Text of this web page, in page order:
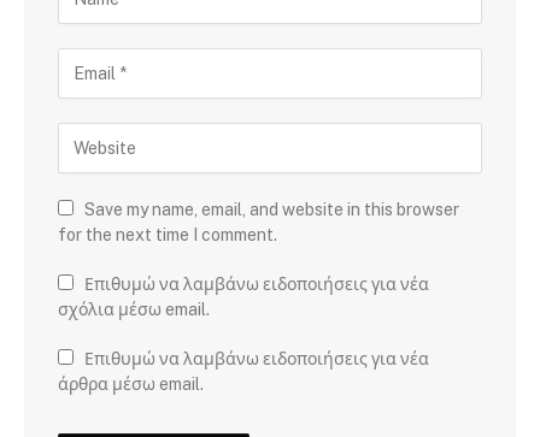
Save my name, email, and website in this browser
for the next time I comment.
Επιθυμώ να λαμβάνω ειδοποιήσεις για νέα
σχόλια μέσω email.
Επιθυμώ να λαμβάνω ειδοποιήσεις για νέα
άρθρα μέσω email.